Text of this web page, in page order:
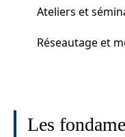
Ateliers et
Réseautage et
Les